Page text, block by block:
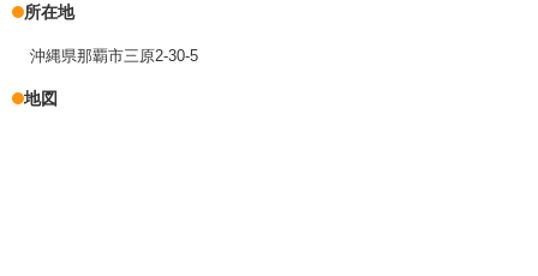
所在地
沖縄県那覇市三原2-30-5
地図